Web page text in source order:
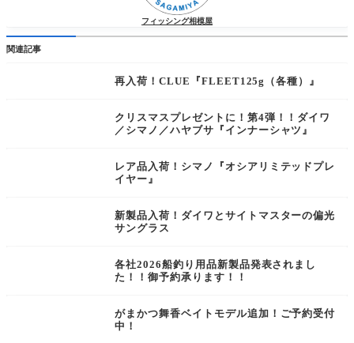
フィッシング相模屋
関連記事
再入荷！CLUE『FLEET125g（各種）』
クリスマスプレゼントに！第4弾！！ダイワ
／シマノ／ハヤブサ『インナーシャツ』
レア品入荷！シマノ『オシアリミテッドプレ
イヤー』
新製品入荷！ダイワとサイトマスターの偏光
サングラス
各社2026船釣り用品新製品発表されまし
た！！御予約承ります！！
がまかつ舞香ベイトモデル追加！ご予約受付
中！